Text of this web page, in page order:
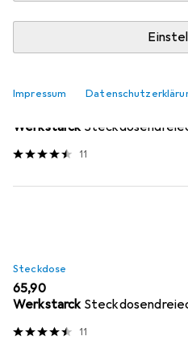
Impressum
Produktliste
Steckdose
Werkstarck
11
Steckdose
EUR
65,90
Werkstarck
11